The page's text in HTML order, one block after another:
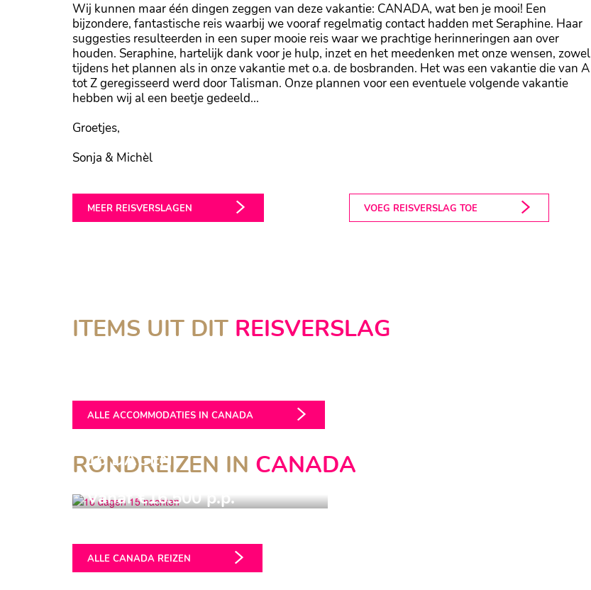
Wij kunnen maar één dingen zeggen van deze vakantie: CANADA, wat ben je mooi! Een
bijzondere, fantastische reis waarbij we vooraf regelmatig contact hadden met Seraphine. Haar
suggesties resulteerden in een super mooie reis waar we prachtige herinneringen aan over
houden. Seraphine, hartelijk dank voor je hulp, inzet en het meedenken met onze wensen, zowel
tijdens het plannen als in onze vakantie met o.a. de bosbranden. Het was een vakantie die van A
tot Z geregisseerd werd door Talisman. Onze plannen voor een eventuele volgende vakantie
hebben wij al een beetje gedeeld...
Groetjes,
Sonja & Michèl
MEER REISVERSLAGEN VOEG REISVERSLAG TOE
ITEMS UIT DIT REISVERSLAG
SONORA RESORT WICKANINNISH INN
ALLE ACCOMMODATIES IN CANADA
RONDREIZEN IN CANADA
16 DAGEN
15 NACHTEN
Vanaf €16.500 p.p.
ALLE CANADA REIZEN